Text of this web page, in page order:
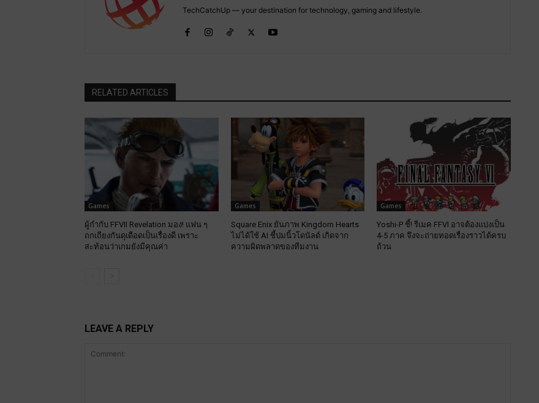
TechCatchUp — your destination for technology, gaming and lifestyle.
RELATED ARTICLES
Games
ผู้กำกับ FFVII Revelation มอง! แฟน ๆ
ถกเถียงกันดุเดือดเป็นเรื่องดี เพราะ
สะท้อนว่าเกมยังมีคุณค่า
Games
Square Enix ยันภาพ Kingdom Hearts
ไม่ได้ใช้ AI ชี้ปมนิ้วโดนัลด์ เกิดจาก
ความผิดพลาดของทีมงาน
Games
Yoshi-P ชี้! รีเมค FFVI อาจต้องแบ่งเป็น
4-5 ภาค จึงจะถ่ายทอดเรื่องราวได้ครบ
ถ้วน
LEAVE A REPLY